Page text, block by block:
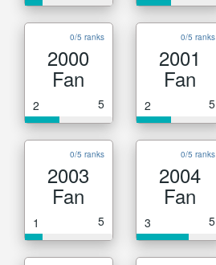
0/5 ranks
2000
Fan
2 5
0/5 ranks
2001
Fan
2 5
0/5 ranks
2003
Fan
1 5
0/5 ranks
2004
Fan
3 5